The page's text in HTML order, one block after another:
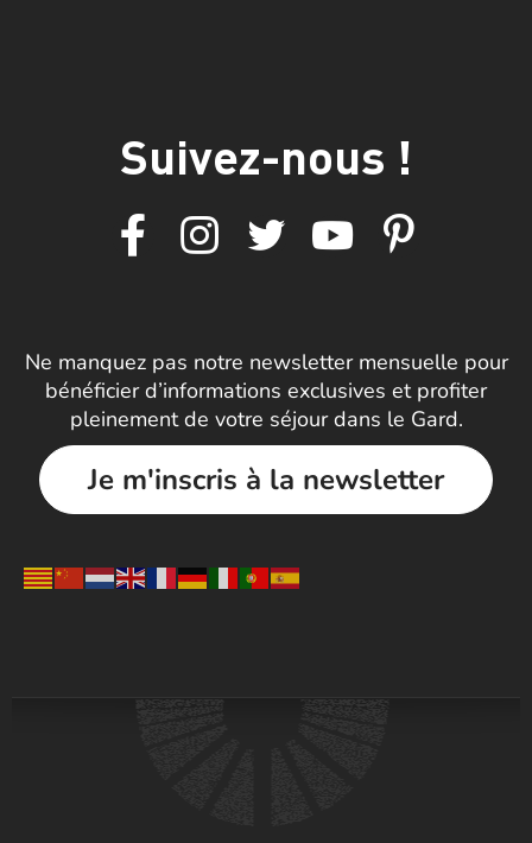
Suivez-nous !
Ne manquez pas notre newsletter mensuelle pour
bénéficier d’informations exclusives et profiter
pleinement de votre séjour dans le Gard.
Je m'inscris à la newsletter